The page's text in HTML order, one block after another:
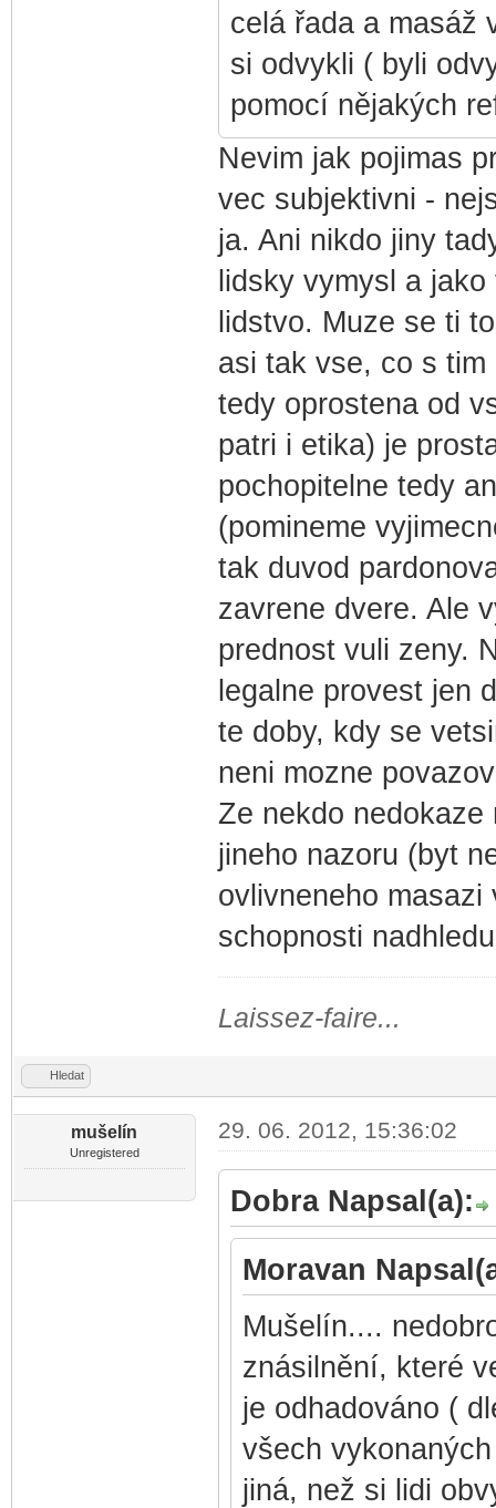
celá řada a masáž
si odvykli ( byli
pomocí nějakých
Nevim jak pojimas
vec subjektivni -
ja. Ani nikdo jiny
lidsky vymysl a
lidstvo. Muze se ti
asi tak vse, co s
tedy oprostena od
patri i etika) je
pochopitelne tedy
(pomineme
tak duvod
zavrene dvere. Ale
prednost vuli zeny.
legalne provest jen
te doby, kdy se
neni mozne
Ze nekdo
jineho nazoru (byt
ovlivneneho
schopnosti
Laissez-faire...
Hledat
mušelín
Unregistered
29. 06. 2012, 15:36:02
Dobra Napsal(a):
Moravan
Mušelín....
znásilnění, které
je odhadováno (
všech
jiná, než si lidi